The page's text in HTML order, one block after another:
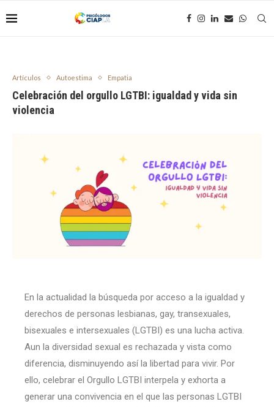
Artículos Autoestima Empatia
Celebración del orgullo LGTBI: igualdad y vida sin
violencia
En la actualidad la búsqueda por acceso a la igualdad y
derechos de personas lesbianas, gay, transexuales,
bisexuales e intersexuales (LGTBI) es una lucha activa.
Aun la diversidad sexual es rechazada y vista como
diferencia, disminuyendo así la libertad para vivir. Por
ello, celebrar el Orgullo LGTBI interpela y exhorta a
generar una convivencia en el que las personas LGTBI